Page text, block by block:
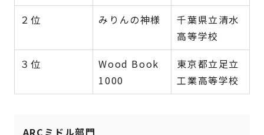
２位 みりんの神様
千葉県立清水
高等学校
３位
Wood Book
1000
東京都立足立
工業高等学校
ARCミドル部門